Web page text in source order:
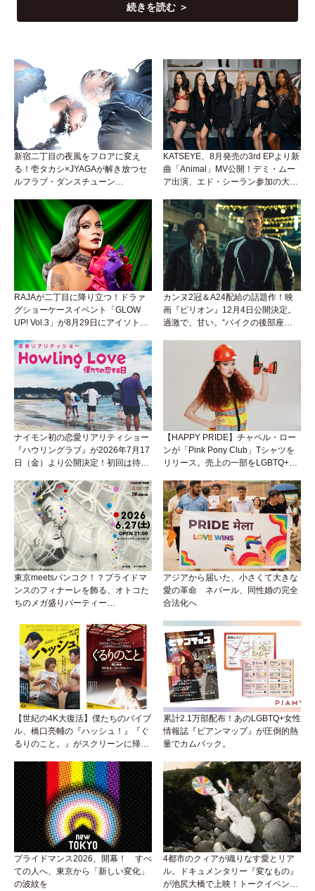
続きを読む ＞
新宿二丁目の夜風をフロアに変え
る！壱タカシ×JYAGAが解き放つセ
ルフラブ・ダンスチューン
KATSEYE、8月発売の3rd EPより新
曲「Animal」MV公開！デミ・ムー
ア出演、エド・シーラン参加の大胆
RAJAが二丁目に降り立つ！ドラァ
グショーケースイベント「GLOW
UP! Vol.3」が8月29日にアイソトー
カンヌ2冠＆A24配給の話題作！映
画『ピリオン』12月4日公開決定。
過激で、甘い。“バイクの後部座
ナイモン初の恋愛リアリティショー
『ハウリングラブ』が2026年7月17
日（金）より公開決定！初回は待望
【HAPPY PRIDE】チャペル・ロー
ンが「Pink Pony Club」Tシャツを
リリース。売上の一部をLGBTQ+＆
ジェクトへ寄付
東京meetsバンコク！？プライドマ
ンスのフィナーレを飾る、オトコた
ちのメガ盛りパーティー
来！
アジアから届いた、小さくて大きな
愛の革命 ネパール、同性婚の完全
合法化へ
【世紀の4K大復活】僕たちのバイブ
ル、橋口亮輔の『ハッシュ！』『ぐ
るりのこと。』がスクリーンに帰っ
ていくためのサバイバル・ガイド
累計2.1万部配布！あのLGBTQ+女性
情報誌『ビアンマップ』が圧倒的熱
量でカムバック。
プライドマンス2026、開幕！ すべ
ての人へ、東京から「新しい変化」
の波紋を
4都市のクィアが織りなす愛とリア
ル。ドキュメンタリー『変なもの』
が池尻大橋で上映！トークイベント